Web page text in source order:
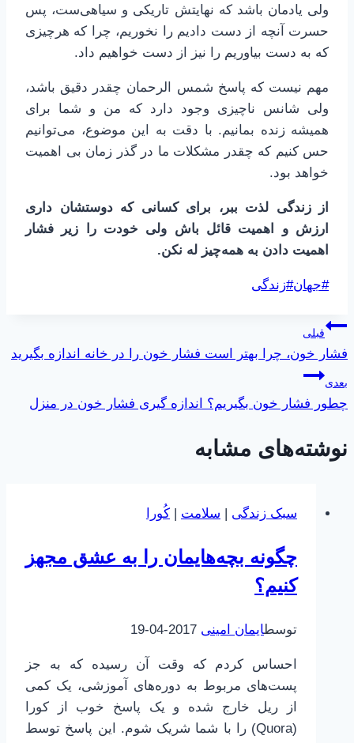
ولی یادمان باشد که نهایتش تاریکی و سیاهی‌ست، پس
حسرت آنچه از دست دادیم را نخوریم، چرا که هرچیزی
که به دست بیاوریم را نیز از دست خواهیم داد.
مهم نیست که پاسخ شمس الرحمان چقدر دقیق باشد،
ولی شانس ناچیزی وجود دارد که من و شما برای
همیشه زنده بمانیم. با دقت به این موضوع، می‌توانیم
حس کنیم که چقدر مشکلات ما در گذر زمان بی اهمیت
خواهد بود.
از زندگی لذت ببر، برای کسانی که دوستشان داری
ارزش و اهمیت قائل باش ولی خودت را زیر فشار
اهمیت دادن به همه‌چیز له نکن.
برچسب‌های
#جهان#زندگی
راهبری
نوشته
قبلی
فشار خون، چرا بهتر است فشار خون را در خانه اندازه بگیرید
بعدی
چطور فشار خون بگیریم؟ اندازه گیری فشار خون در منزل
نوشته‌های مشابه
سبک زندگی سلامت کُورا
چگونه بچه‌هایمان را به عشق مجهز
کنیم؟
توسطایمان امینی 2017-04-19
احساس کردم که وقت آن رسیده که به جز
پست‌های مربوط به دوره‌های آموزشی، یک کمی
از ریل خارج شده و یک پاسخ خوب از کورا
(Quora) را با شما شریک شوم. این پاسخ توسط